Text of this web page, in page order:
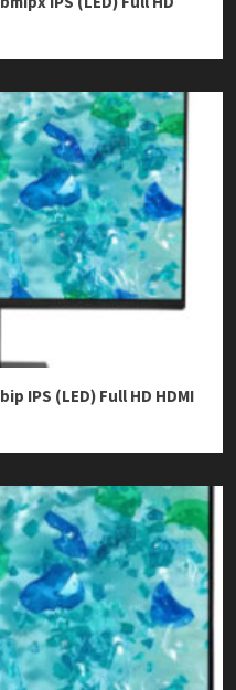
IPS (LED) Full HD HDMI